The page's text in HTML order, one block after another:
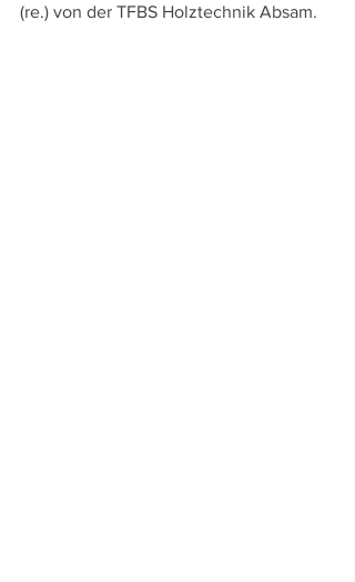
(re.) von der TFBS Holztechnik Absam.